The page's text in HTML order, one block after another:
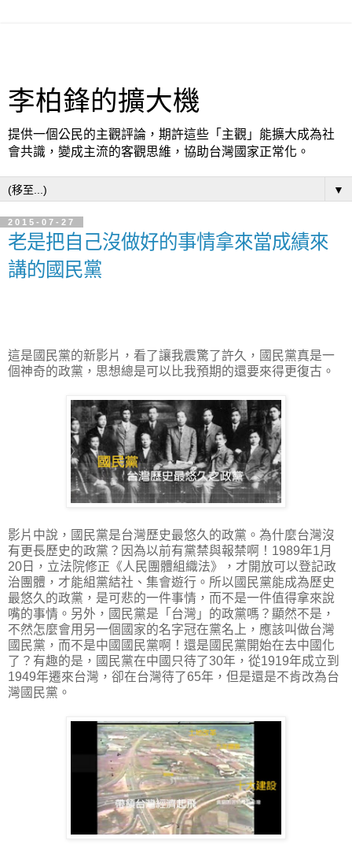
李柏鋒的擴大機
提供一個公民的主觀評論，期許這些「主觀」能擴大成為社
會共識，變成主流的客觀思維，協助台灣國家正常化。
▼
2015-07-27
老是把自己沒做好的事情拿來當成績來
講的國民黨
這是國民黨的新影片，看了讓我震驚了許久，國民黨真是一
個神奇的政黨，思想總是可以比我預期的還要來得更復古。
影片中說，國民黨是台灣歷史最悠久的政黨。為什麼台灣沒
有更長歷史的政黨？因為以前有黨禁與報禁啊！1989年1月
20日，立法院修正《人民團體組織法》，才開放可以登記政
治團體，才能組黨結社、集會遊行。所以國民黨能成為歷史
最悠久的政黨，是可悲的一件事情，而不是一件值得拿來說
嘴的事情。另外，國民黨是「台灣」的政黨嗎？顯然不是，
不然怎麼會用另一個國家的名字冠在黨名上，應該叫做台灣
國民黨，而不是中國國民黨啊！還是國民黨開始在去中國化
了？有趣的是，國民黨在中國只待了30年，從1919年成立到
1949年遷來台灣，卻在台灣待了65年，但是還是不肯改為台
灣國民黨。